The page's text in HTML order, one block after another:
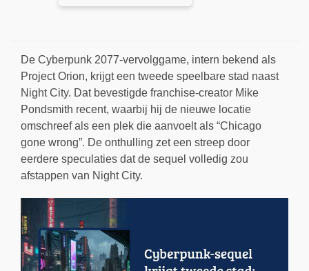
De Cyberpunk 2077-vervolggame, intern bekend als
Project Orion, krijgt een tweede speelbare stad naast
Night City. Dat bevestigde franchise-creator Mike
Pondsmith recent, waarbij hij de nieuwe locatie
omschreef als een plek die aanvoelt als “Chicago
gone wrong”. De onthulling zet een streep door
eerdere speculaties dat de sequel volledig zou
afstappen van Night City.